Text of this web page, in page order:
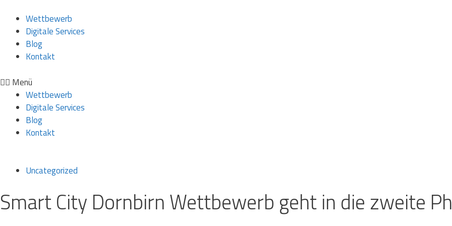
Wettbewerb
Digitale Services
Blog
Kontakt
Menü
Wettbewerb
Digitale Services
Blog
Kontakt
Uncategorized
Smart City Dornbirn Wettbewerb geht in die zweite